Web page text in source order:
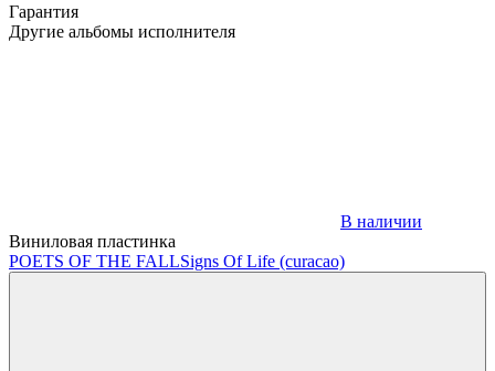
Гарантия
Другие альбомы исполнителя
В наличии
Виниловая пластинка
POETS OF THE FALLSigns Of Life (curacao)